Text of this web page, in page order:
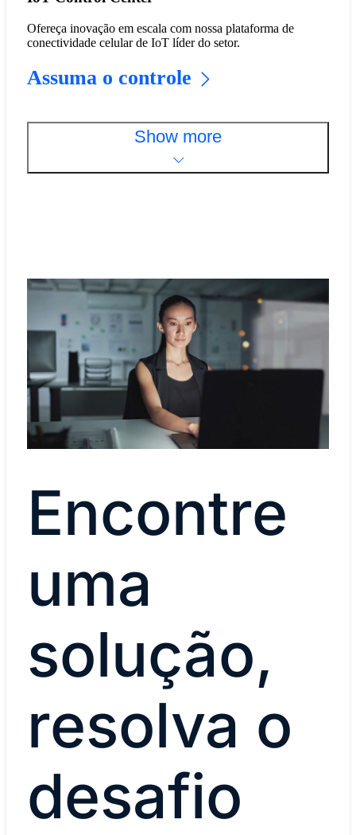
Ofereça inovação em escala com nossa plataforma de
conectividade celular de IoT líder do setor.
Assuma o controle
Show more
Encontre
uma
solução,
resolva o
desafio